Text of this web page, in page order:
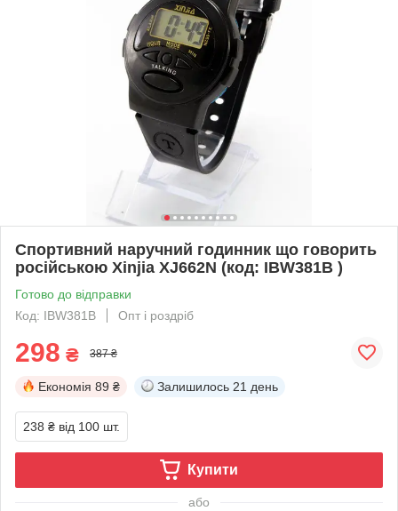
Спортивний наручний годинник що говорить
російською Xinjia XJ662N (код: IBW381B )
Готово до відправки
Код: IBW381B
Опт і роздріб
298 ₴ 387 ₴
Економія 89 ₴ Залишилось 21 день
238 ₴ від 100 шт.
Купити
або